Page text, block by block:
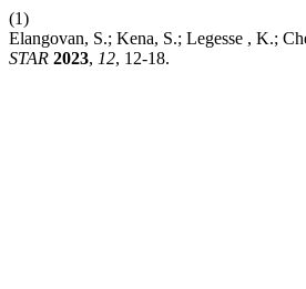
(1)
Elangovan, S.; Kena, S.; Legesse , K.;
STAR 2023, 12, 12-18.